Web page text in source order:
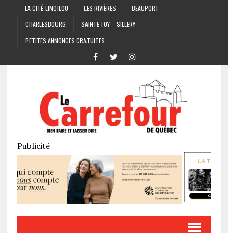
LA CITÉ-LIMOILOU LES RIVIÈRES
BEAUPORT
CHARLESBOURG
SAINTE-FOY – SILLERY
PETITES ANNONCES GRATUITES
Publicité